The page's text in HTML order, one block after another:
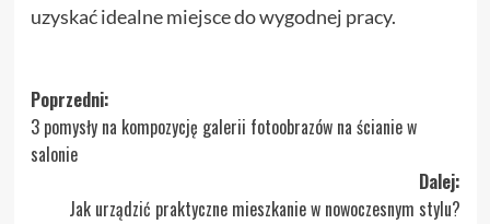
uzyskać idealne miejsce do wygodnej pracy.
Zobacz
wpisy
Poprzedni:
3 pomysły na kompozycję galerii fotoobrazów na ścianie w
salonie
Dalej:
Jak urządzić praktyczne mieszkanie w nowoczesnym stylu?